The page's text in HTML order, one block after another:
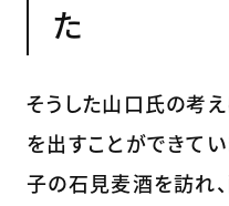
た
そうした山口氏の考え
を出すことができて
子の石見麦酒を訪れ